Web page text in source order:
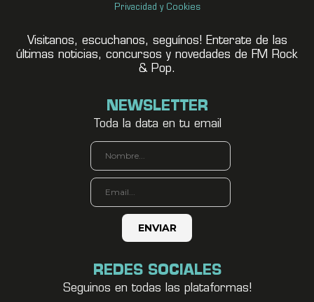
Privacidad y Cookies
Visitanos, escuchanos, seguínos! Enterate de las
últimas noticias, concursos y novedades de FM Rock
& Pop.
NEWSLETTER
Toda la data en tu email
REDES SOCIALES
Seguinos en todas las plataformas!